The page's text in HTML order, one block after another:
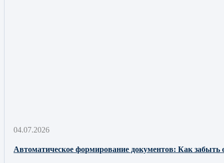
04.07.2026
Автоматическое формирование документов: Как забыть